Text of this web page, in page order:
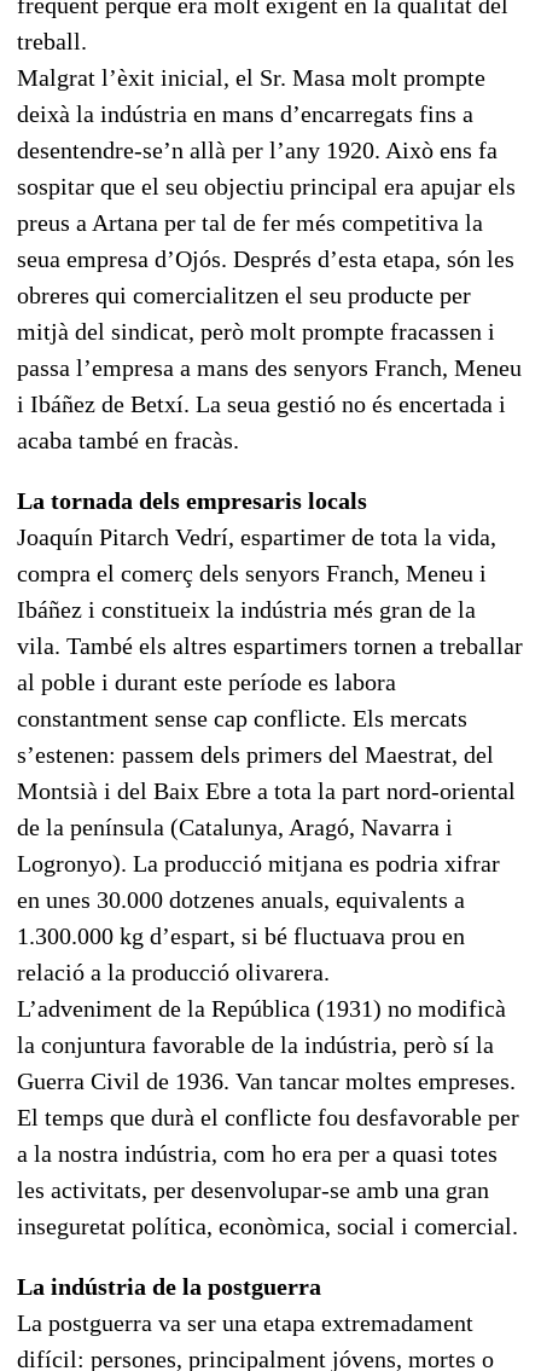
treball.
Malgrat l’èxit inicial, el Sr. Masa molt prompte
deixà la indústria en mans d’encarregats fins a
desentendre-se’n allà per l’any 1920. Això ens fa
sospitar que el seu objectiu principal era apujar els
preus a Artana per tal de fer més competitiva la
seua empresa d’Ojós. Després d’esta etapa, són les
obreres qui comercialitzen el seu producte per
mitjà del sindicat, però molt prompte fracassen i
passa l’empresa a mans des senyors Franch, Meneu
i Ibáñez de Betxí. La seua gestió no és encertada i
acaba també en fracàs.
La tornada dels empresaris locals
Joaquín Pitarch Vedrí, espartimer de tota la vida,
compra el comerç dels senyors Franch, Meneu i
Ibáñez i constitueix la indústria més gran de la
vila. També els altres espartimers tornen a treballar
al poble i durant este període es labora
constantment sense cap conflicte. Els mercats
s’estenen: passem dels primers del Maestrat, del
Montsià i del Baix Ebre a tota la part nord-oriental
de la península (Catalunya, Aragó, Navarra i
Logronyo). La producció mitjana es podria xifrar
en unes 30.000 dotzenes anuals, equivalents a
1.300.000 kg d’espart, si bé fluctuava prou en
relació a la producció olivarera.
L’adveniment de la República (1931) no modificà
la conjuntura favorable de la indústria, però sí la
Guerra Civil de 1936. Van tancar moltes empreses.
El temps que durà el conflicte fou desfavorable per
a la nostra indústria, com ho era per a quasi totes
les activitats, per desenvolupar-se amb una gran
inseguretat política, econòmica, social i comercial.
La indústria de la postguerra
La postguerra va ser una etapa extremadament
difícil: persones, principalment jóvens, mortes o